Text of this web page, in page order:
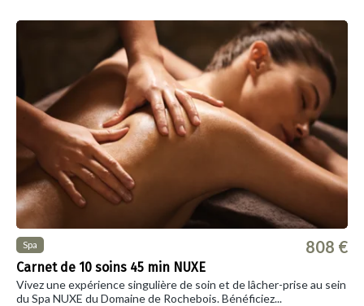
Spa
Carnet de 10 soins 45 min NUXE
808 €
Vivez une expérience singulière de soin et de lâcher-prise au sein
du Spa NUXE du Domaine de Rochebois. Bénéficiez...